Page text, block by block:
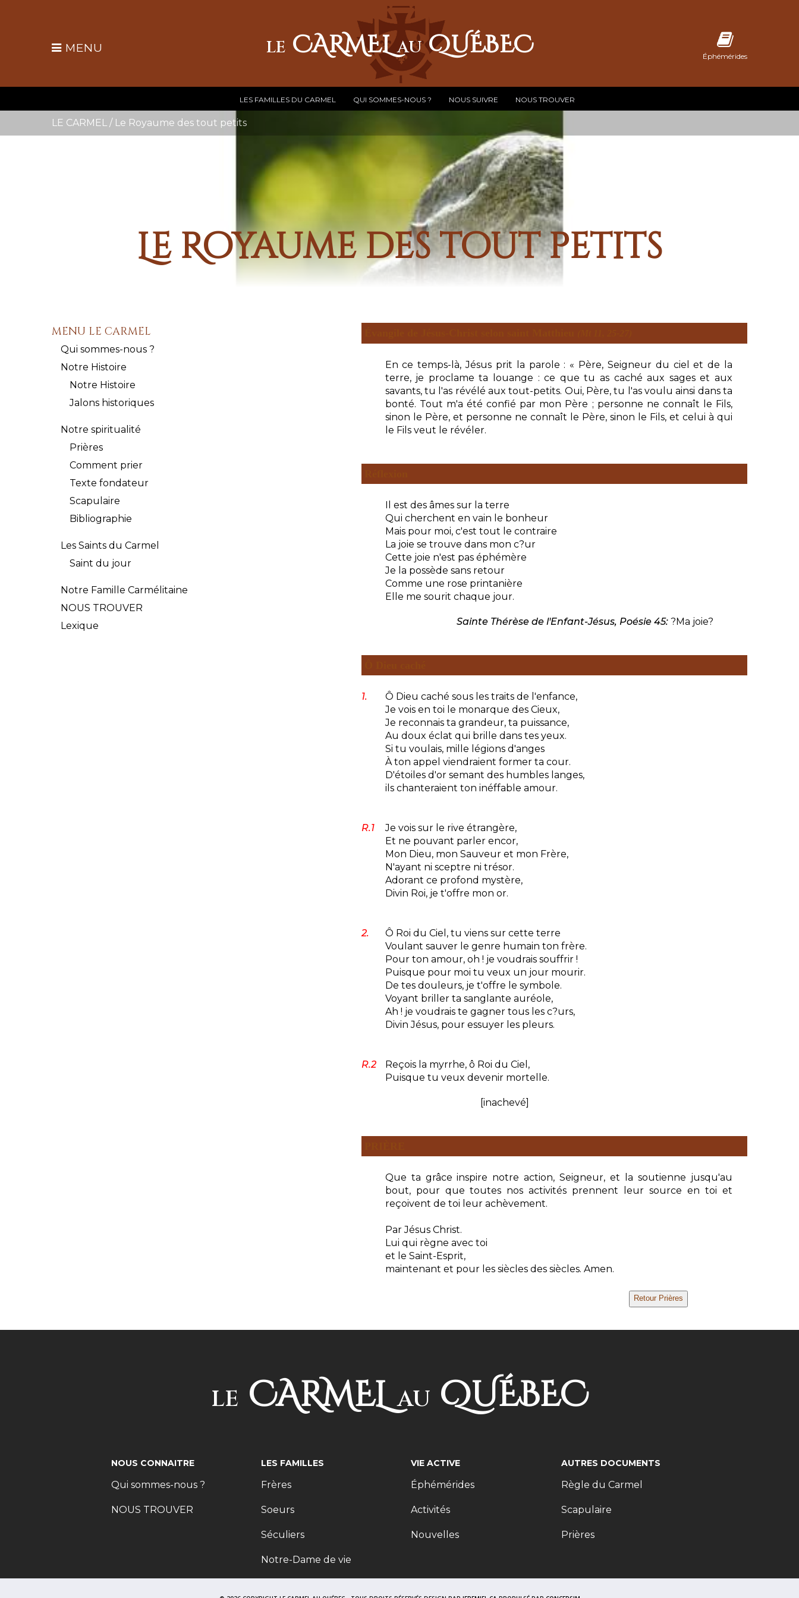
Éphémérides
MENU LE CARMELAUQUÉBEC
LES FAMILLES DU CARMEL QUI SOMMES-NOUS ? NOUS SUIVRE NOUS TROUVER
LE CARMEL / Le Royaume des tout petits
Le Royaume des tout petits
MENU LE CARMEL
Qui sommes-nous ?
Notre Histoire
Notre Histoire
Jalons historiques
Notre spiritualité
Prières
Comment prier
Texte fondateur
Scapulaire
Bibliographie
Les Saints du Carmel
Saint du jour
Notre Famille Carmélitaine
NOUS TROUVER
Lexique
En ce temps-là, Jésus prit la parole : « Père, Seigneur du ciel et de la
terre, je proclame ta louange : ce que tu as caché aux sages et aux
savants, tu l'as révélé aux tout-petits. Oui, Père, tu l'as voulu ainsi dans ta
bonté. Tout m'a été confié par mon Père ; personne ne connaît le Fils,
sinon le Père, et personne ne connaît le Père, sinon le Fils, et celui à qui
le Fils veut le révéler.
Il est des âmes sur la terre
Qui cherchent en vain le bonheur
Mais pour moi, c'est tout le contraire
La joie se trouve dans mon c?ur
Cette joie n'est pas éphémère
Je la possède sans retour
Comme une rose printanière
Elle me sourit chaque jour.
Sainte Thérèse de l'Enfant-Jésus, Poésie 45: ?Ma joie?
1.
Ô Dieu caché sous les traits de l'enfance,
Je vois en toi le monarque des Cieux,
Je reconnais ta grandeur, ta puissance,
Au doux éclat qui brille dans tes yeux.
Si tu voulais, mille légions d'anges
À ton appel viendraient former ta cour.
D'étoiles d'or semant des humbles langes,
ils chanteraient ton inéffable amour.
R.1
Je vois sur le rive étrangère,
Et ne pouvant parler encor,
Mon Dieu, mon Sauveur et mon Frère,
N'ayant ni sceptre ni trésor.
Adorant ce profond mystère,
Divin Roi, je t'offre mon or.
2.
Ô Roi du Ciel, tu viens sur cette terre
Voulant sauver le genre humain ton frère.
Pour ton amour, oh ! je voudrais souffrir !
Puisque pour moi tu veux un jour mourir.
De tes douleurs, je t'offre le symbole.
Voyant briller ta sanglante auréole,
Ah ! je voudrais te gagner tous les c?urs,
Divin Jésus, pour essuyer les pleurs.
R.2
Reçois la myrrhe, ô Roi du Ciel,
Puisque tu veux devenir mortelle.
[inachevé]
Que ta grâce inspire notre action, Seigneur, et la soutienne jusqu'au
bout, pour que toutes nos activités prennent leur source en toi et
reçoivent de toi leur achèvement.
Par Jésus Christ.
Lui qui règne avec toi
et le Saint-Esprit,
maintenant et pour les siècles des siècles. Amen.
LE CARMELAU QUÉBEC
NOUS CONNAITRE
Qui sommes-nous ?
NOUS TROUVER
LES FAMILLES
Frères
Soeurs
Séculiers
Notre-Dame de vie
VIE ACTIVE
Éphémérides
Activités
Nouvelles
AUTRES DOCUMENTS
Règle du Carmel
Scapulaire
Prières